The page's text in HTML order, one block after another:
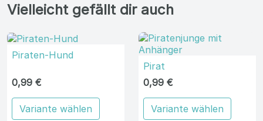
Vielleicht gefällt dir auch
Piraten-Hund
0,99 €
Variante wählen
Pirat
0,99 €
Variante wählen